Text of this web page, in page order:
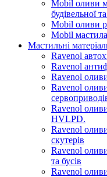
Mobil оливи
будівельної
Mobil оливи
Mobil
Мастильні
Ravenol
Ravenol
Ravenol
Ravenol
Ravenol
HVLPD.
Ravenol
скутерів
Ravenol
та бусів
Ravenol